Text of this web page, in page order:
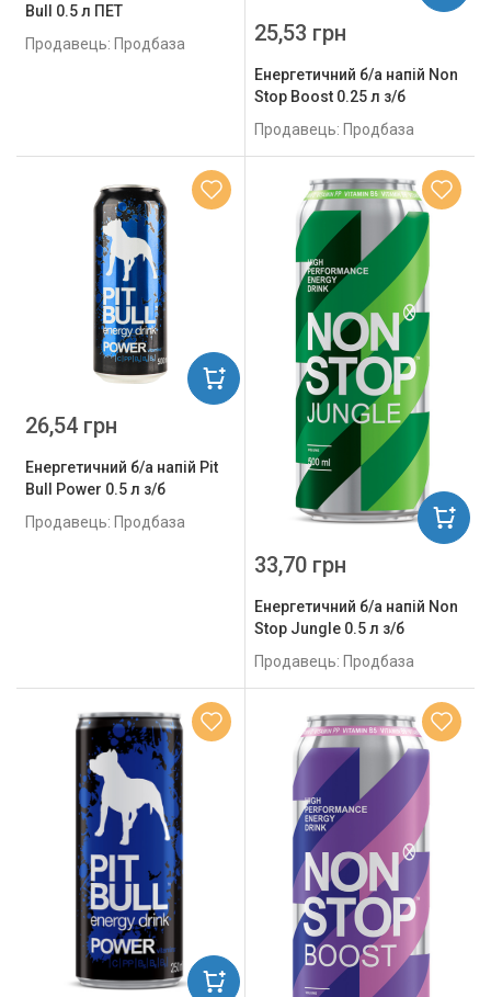
Bull 0.5 л ПЕТ
Продавець: Продбаза
Енергетичний б/а напій Non
Stop Boost 0.25 л з/б
Продавець: Продбаза
25,53 грн
Енергетичний б/а напій Pit
Bull Power 0.5 л з/б
Продавець: Продбаза
26,54 грн
Енергетичний б/а напій Non
Stop Jungle 0.5 л з/б
Продавець: Продбаза
33,70 грн